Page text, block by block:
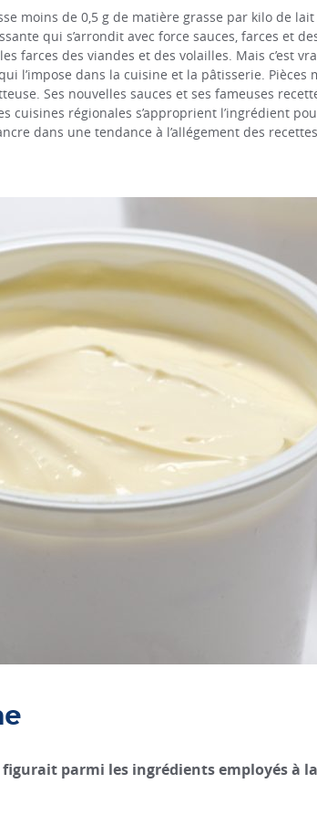
moins de 0,5 g de matière grasse par kilo de
qui s’arrondit avec force sauces, farces et
farces des viandes et des volailles. Mais c’est
l’impose dans la cuisine et la pâtisserie. Pièces
Ses nouvelles sauces et ses fameuses
cuisines régionales s’approprient l’ingrédient
dans une tendance à l’allégement des
figurait parmi les ingrédients employés à